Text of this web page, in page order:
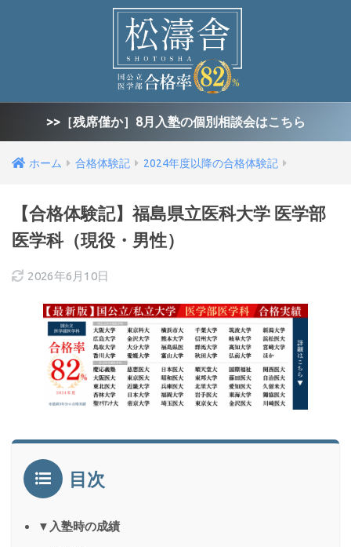
>>［残席僅か］8月入塾の個別相談会はこちら
ホーム 合格体験記 2024年度以降の合格体験記
【合格体験記】福島県立医科大学 医学部
医学科（現役・男性）
2026年6月10日
目次
▼入塾時の成績